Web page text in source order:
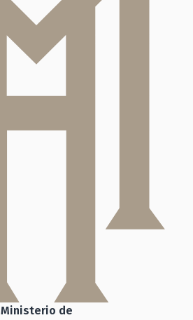
Ministerio de